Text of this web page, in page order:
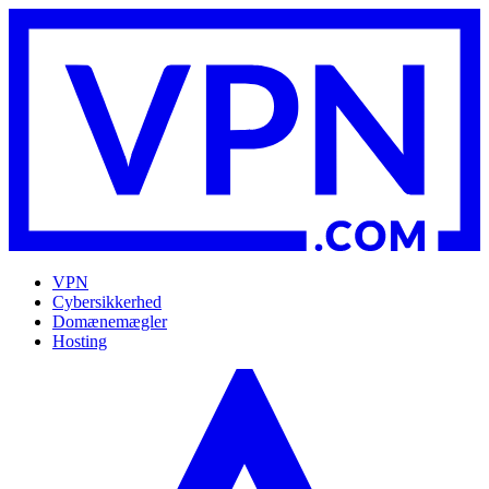
VPN
Cybersikkerhed
Domænemægler
Hosting